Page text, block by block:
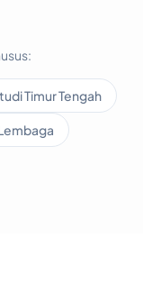
Timur Tengah